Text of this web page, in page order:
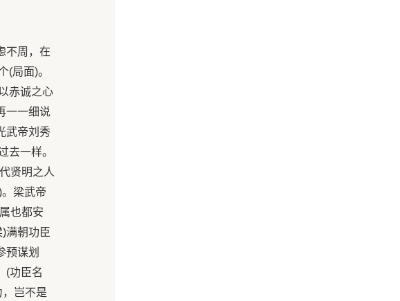
不周，在
(局面)。
赤诚之心
一一细说
武帝刘秀
去一样。
贤明之人
梁武帝
也都安
满朝功臣
预谋划
(功臣名
岂不是